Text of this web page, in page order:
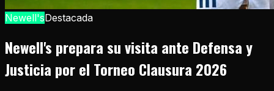
Newell'sDestacada
Newell's prepara su visita ante Defensa y
Justicia por el Torneo Clausura 2026